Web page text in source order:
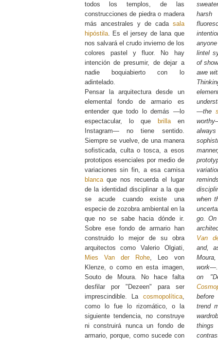
todos los templos, de las
construcciones de piedra o madera
más ancestrales y de cada sala
hipóstila. Es el jersey de lana que
nos salvará el crudo invierno de los
colores pastel y fluor. No hay
intención de presumir, de dejar a
nadie boquiabierto con lo
adintelado.
Pensar la arquitectura desde un
elemental fondo de armario es
entender que todo lo demás —lo
espectacular, lo que
brillaen
Instagram— no tiene sentido.
Siempre se vuelve, de una manera
sofisticada, culta o tosca, a esos
prototipos esenciales por medio de
variaciones sin fin, a esa camisa
blancaque nos recuerda el lugar
de la identidad disciplinar a la que
se acude cuando existe una
especie de zozobra ambiental en la
que no se sabe hacia dónde ir.
Sobre ese fondo de armario han
construido lo mejor de su obra
arquitectos como Valerio Olgiati,
Mies Van der Rohe, Leo von
Klenze, o como en esta imagen,
Souto de Moura. No hace falta
desfilar por "Dezeen" para ser
imprescindible. La cosmopolítica,
como lo fue lo rizomático, o la
siguiente tendencia, no construye
ni construirá nunca un fondo de
armario, porque, como sucede con
lintel
of
awe
—the
when
go. On
Van
and,
on
trend